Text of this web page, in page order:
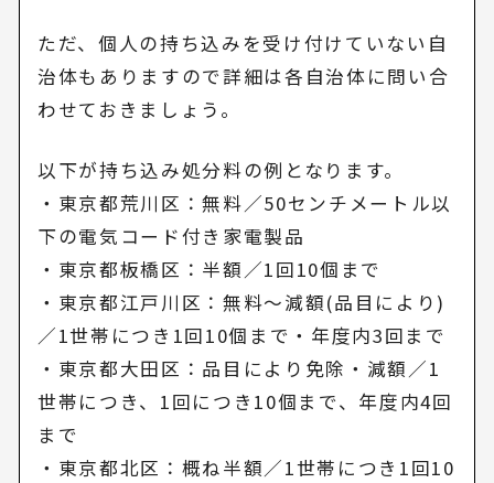
ただ、個人の持ち込みを受け付けていない自
治体もありますので詳細は各自治体に問い合
わせておきましょう。
以下が持ち込み処分料の例となります。
・東京都荒川区：無料／50センチメートル以
下の電気コード付き家電製品
・東京都板橋区：半額／1回10個まで
・東京都江戸川区：無料～減額(品目により)
／1世帯につき1回10個まで・年度内3回まで
・東京都大田区：品目により免除・減額／1
世帯につき、1回につき10個まで、年度内4回
まで
・東京都北区：概ね半額／1世帯につき1回10